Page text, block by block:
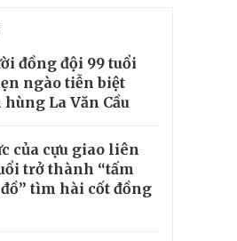
đồng đội 99 tuổi
ngào tiễn biệt
hùng La Văn Cầu
của cựu giao liên
trở thành “tấm
tìm hài cốt đồng